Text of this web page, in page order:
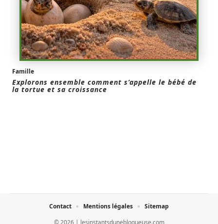
Famille
Explorons ensemble comment s’appelle le bébé de
la tortue et sa croissance
© 2026 | lesinstantsduneblogueuse.com
Contact Mentions légales Sitemap